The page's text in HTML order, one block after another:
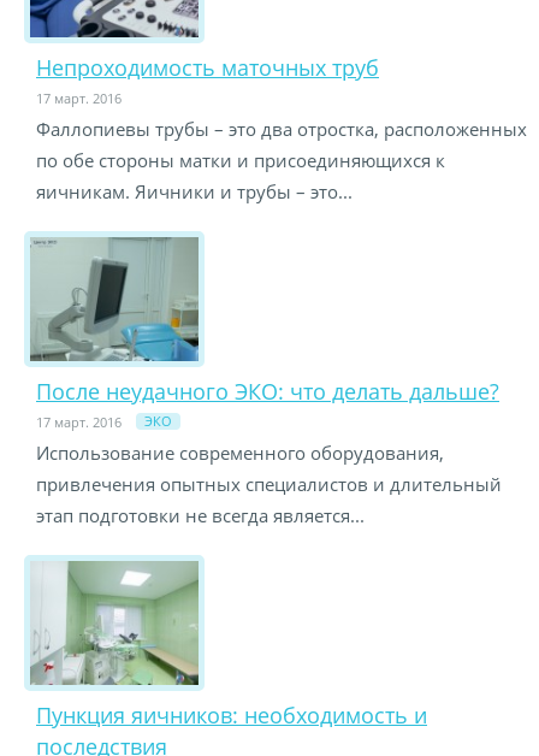
Непроходимость маточных труб
17 март. 2016
Фаллопиевы трубы – это два отростка, расположенных
по обе стороны матки и присоединяющихся к
яичникам. Яичники и трубы – это...
После неудачного ЭКО: что делать дальше?
17 март. 2016 ЭКО
Использование современного оборудования,
привлечения опытных специалистов и длительный
этап подготовки не всегда является...
Пункция яичников: необходимость и
последствия